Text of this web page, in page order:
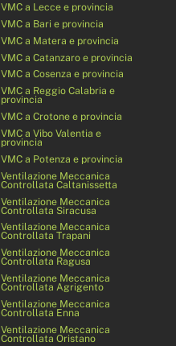
VMC a Lecce e provincia
VMC a Bari e provincia
VMC a Matera e provincia
VMC a Catanzaro e provincia
VMC a Cosenza e provincia
VMC a Reggio Calabria e
provincia
VMC a Crotone e provincia
VMC a Vibo Valentia e
provincia
VMC a Potenza e provincia
Ventilazione Meccanica
Controllata Caltanissetta
Ventilazione Meccanica
Controllata Siracusa
Ventilazione Meccanica
Controllata Trapani
Ventilazione Meccanica
Controllata Ragusa
Ventilazione Meccanica
Controllata Agrigento
Ventilazione Meccanica
Controllata Enna
Ventilazione Meccanica
Controllata Oristano